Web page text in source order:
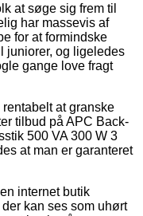
at søge sig frem til
har massevis af
for at formindske
juniorer, og ligeledes
gange love fragt
at granske
tilbud på APC Back-
500 VA 300 W 3
at man er garanteret
internet butik
kan ses som uhørt